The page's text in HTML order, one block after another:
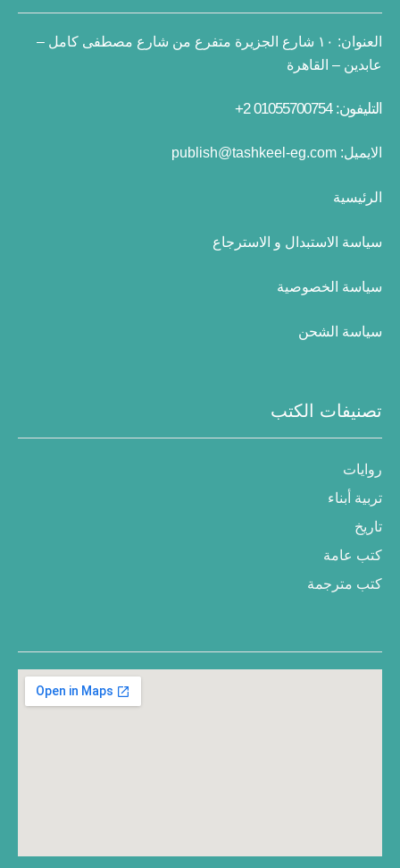
العنوان:
١٠ شارع الجزيرة متفرع من شارع مصطفى كامل –
عابدين – القاهرة
التليفون: 01055700754 2+
الايميل: publish@tashkeel-eg.com
الرئيسية
سياسة الاستبدال و الاسترجاع
سياسة الخصوصية
سياسة الشحن
تصنيفات الكتب
روايات
تربية أبناء
تاريخ
كتب عامة
كتب مترجمة